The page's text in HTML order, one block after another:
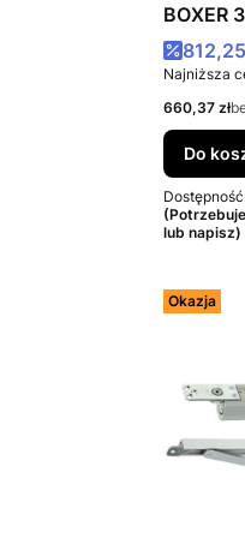
BOXER
srebrny
Cena
Najniższa
Cena netto
660,37 zł
Do
lub napisz)
Okazja